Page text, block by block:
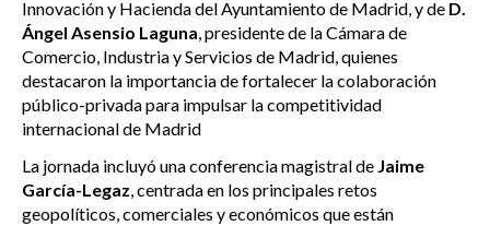
Innovación y Hacienda del Ayuntamiento de Madrid, y de D.
Ángel Asensio Laguna, presidente de la Cámara de
Comercio, Industria y Servicios de Madrid, quienes
destacaron la importancia de fortalecer la colaboración
público-privada para impulsar la competitividad
internacional de Madrid
La jornada incluyó una conferencia magistral de Jaime
García-Legaz, centrada en los principales retos
geopolíticos, comerciales y económicos que están